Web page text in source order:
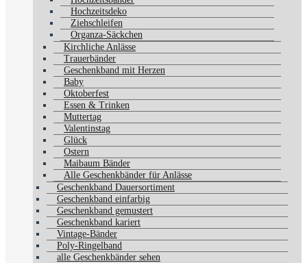
Hochzeitsdeko
Ziehschleifen
Organza-Säckchen
Kirchliche Anlässe
Trauerbänder
Geschenkband mit Herzen
Baby
Oktoberfest
Essen & Trinken
Muttertag
Valentinstag
Glück
Ostern
Maibaum Bänder
Alle Geschenkbänder für Anlässe
Geschenkband Dauersortiment
Geschenkband einfarbig
Geschenkband gemustert
Geschenkband kariert
Vintage-Bänder
Poly-Ringelband
alle Geschenkbänder sehen